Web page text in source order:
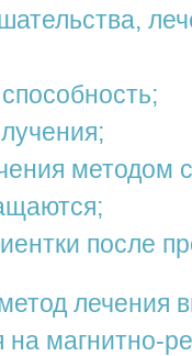
методом
после
лечения
на магнитно-